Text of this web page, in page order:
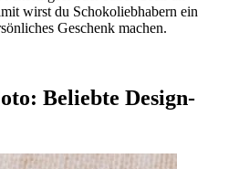
wirst du Schokoliebhabern ein
Geschenk machen.
Beliebte Design-